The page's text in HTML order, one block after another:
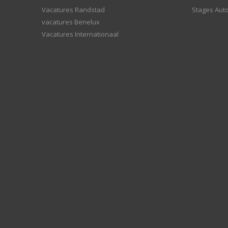
Vacatures Randstad
vacatures Benelux
Vacatures Internationaal
Stages